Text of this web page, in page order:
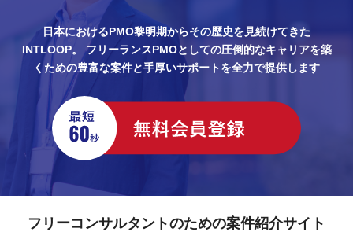
日本におけるPMO黎明期からその歴史を見続けてきた
INTLOOP。
フリーランスPMOとしての圧倒的なキャリアを築
くための豊富な案件と手厚いサポートを全力で提供します
フリーコンサルタントのための案件紹介サイト